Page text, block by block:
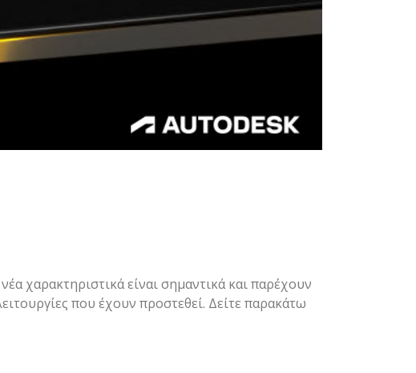
χαρακτηριστικά είναι σημαντικά και παρέχουν
που έχουν προστεθεί. Δείτε παρακάτω